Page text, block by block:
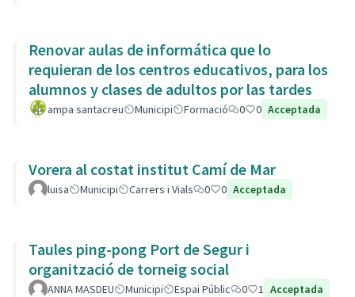
Renovar aulas de informática que lo
requieran de los centros educativos, para los
alumnos y clases de adultos por las tardes
ampa santacreu Municipi Formació 0 0 Acceptada
Vorera al costat institut Camí de Mar
luisa Municipi Carrers i Vials 0 0 Acceptada
Taules ping-pong Port de Segur i
organització de torneig social
ANNA MASDEU Municipi Espai Públic 0 1 Acceptada